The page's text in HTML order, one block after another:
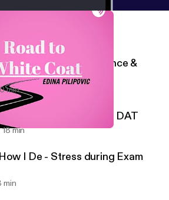
I’m studying for the DAT
Chat about Perseverance &
min
I’m studying for the DAT
18 min
I De - Stress during Exam
min